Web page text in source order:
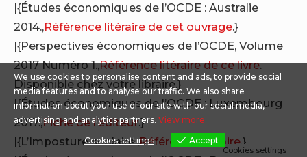
|{Études économiques de l’OCDE : Australie
2014.,Référence litéraire de cet ouvrage.}
|{Perspectives économiques de l’OCDE, Volume
2017 Numéro 1.,Référence litéraire de ce livre.
Disponible chez votre libraire.}
|{Études économiques de l’OCDE : Luxembourg
2017.,Fiche de l’éditeur.}
|{L’Imposture scolaire.,Référence litéraire.}
We use cookies to personalise content and ads, to provide social
media features and to analyse our traffic. We also share
information about your use of our site with our social media,
advertising and analytics partners. View more
Cookies settings
Accept
Cookies settings